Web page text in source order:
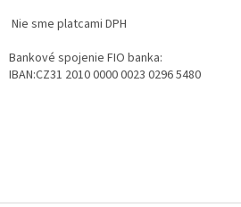
​ Nie sme platcami DPH
Bankové spojenie FIO banka:​
IBAN:CZ31 2010 0000 0023 0296 5480